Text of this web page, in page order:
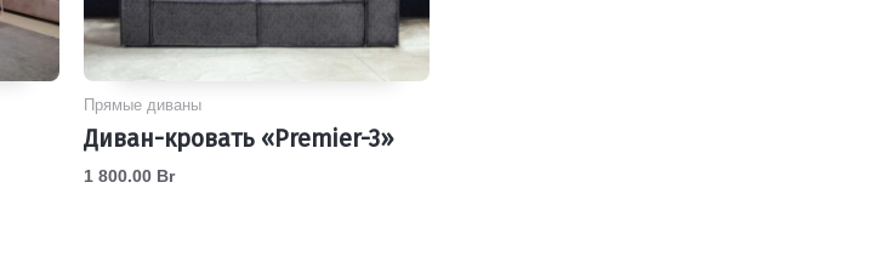
Прямые диваны
Диван-кровать «Premier-3»
1 800.00 Br